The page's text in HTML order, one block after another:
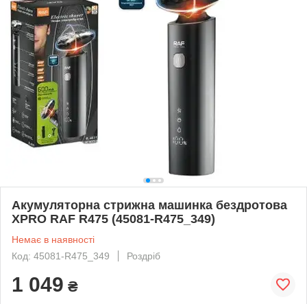
Акумуляторна стрижна машинка бездротова
XPRO RAF R475 (45081-R475_349)
Немає в наявності
Код: 45081-R475_349
Роздріб
1 049 ₴